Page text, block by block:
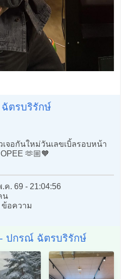
ตรบริรักษ์
จอกันใหม่วันเลขเบิ้ลรอบหน้า
🫶🏼🧡
.ค. 69 - 21:04:56
น
ข้อความ
ปกรณ์ ฉัตรบริรักษ์